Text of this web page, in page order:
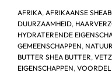
AFRIKA, AFRIKAANSE
DUURZAAMHEID,
HYDRATERENDE
GEMEENSCHAPPEN,
BUTTER SHEA BUTTER,
EIGENSCHAPPEN,